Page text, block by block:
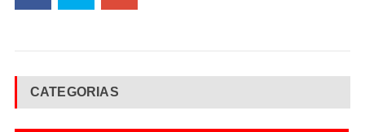
CATEGORIAS